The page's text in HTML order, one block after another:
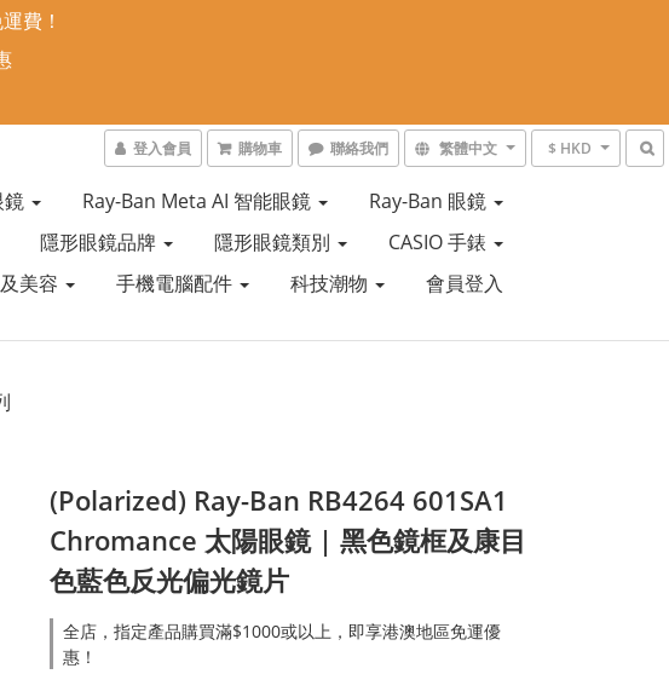
登入會員 購物車 聯絡我們 繁體中文 $ HKD
鏡 Ray-Ban Meta AI 智能眼鏡
Ray-Ban 眼鏡
隱形眼鏡品牌 隱形眼鏡類別
CASIO 手錶
美容 手機電腦配件 科技潮物 會員登入
(Polarized) Ray-Ban RB4264 601SA1
Chromance 太陽眼鏡 | 黑色鏡框及康目
色藍色反光偏光鏡片
全店，指定產品購買滿$1000或以上，即享港澳地區免運優
惠！
費！